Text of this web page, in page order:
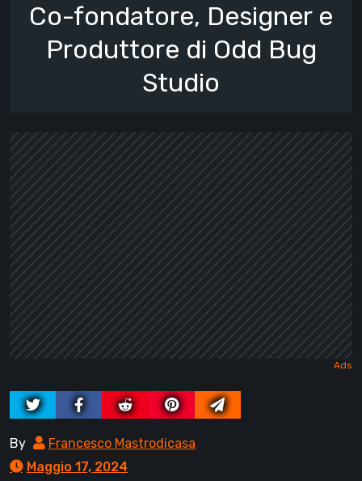
Co-fondatore, Designer e
Produttore di Odd Bug
Studio
By
Francesco Mastrodicasa
Maggio 17, 2024